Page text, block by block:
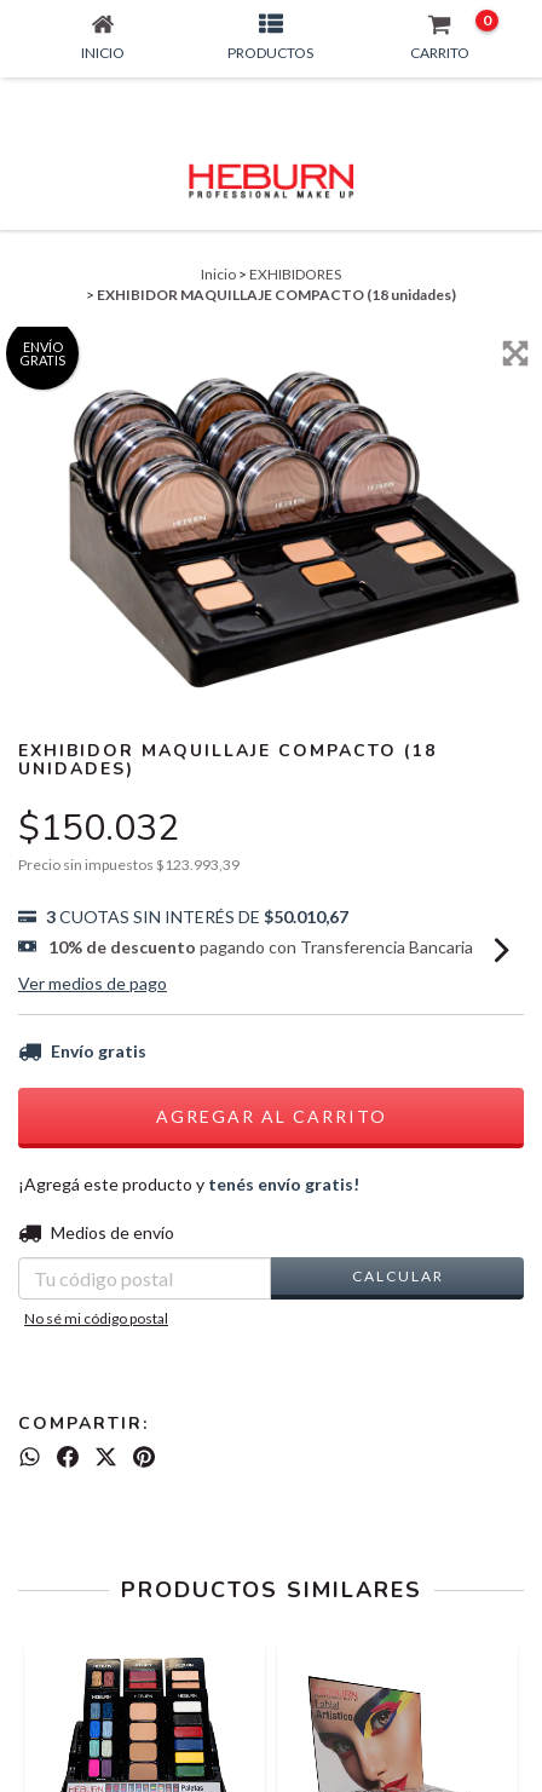
INICIO PRODUCTOS CARRITO
0
Inicio > EXHIBIDORES
> EXHIBIDOR MAQUILLAJE COMPACTO (18 unidades)
ENVÍO
GRATIS
EXHIBIDOR MAQUILLAJE COMPACTO (18
UNIDADES)
$150.032
Precio sin impuestos $123.993,39
3CUOTAS SIN INTERÉS DE $50.010,67
10% de descuento pagando con Transferencia Bancaria
Ver medios de pago
Envío gratis
¡Agregá este producto y tenés envío gratis!
Entregas para el CP:
Medios de envío
CALCULAR
No sé mi código postal
COMPARTIR:
PRODUCTOS SIMILARES